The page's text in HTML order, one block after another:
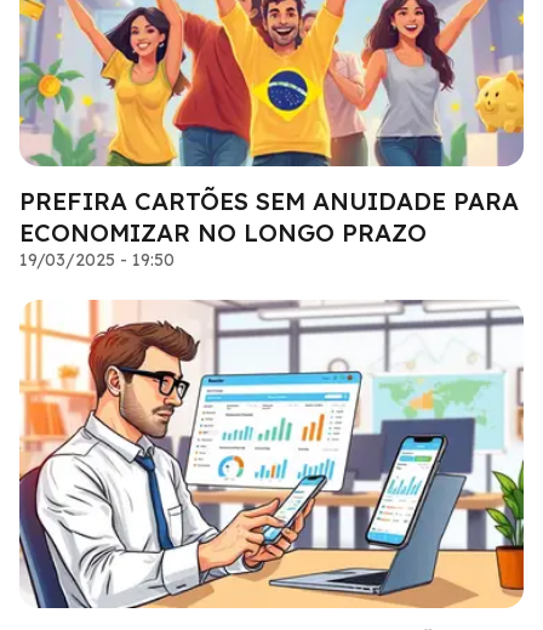
PREFIRA CARTÕES SEM ANUIDADE PARA
ECONOMIZAR NO LONGO PRAZO
19/03/2025 - 19:50